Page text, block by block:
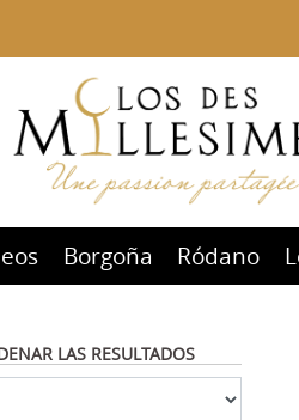
Borgoña Ródano
LAS RESULTADOS